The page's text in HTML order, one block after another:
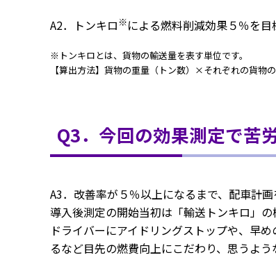
A2．トンキロ ※による燃料削減効果５％を
※トンキロとは、貨物の輸送量を表す単位です。
【算出方法】貨物の重量（トン数）×それぞれの貨物
Q3．今回の効果測定で苦
A3．改善率が５％以上になるまで、配車計
導入後測定の開始当初は「輸送トンキロ」
ドライバーにアイドリングストップや、早
るなど目先の燃費向上にこだわり、思うよ